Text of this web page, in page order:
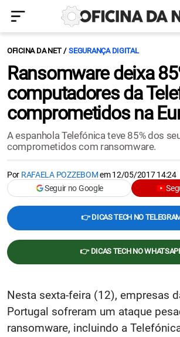
OFICINA DA NET SEGURANÇA DIGITAL
Ransomware deixa
computadores da
comprometidos na
A espanhola Telefónica teve 85% dos
comprometidos com ransomware.
Por RAFAELA POZZEBOMem12/05/2017 14:24
Seguir no Google
👉 DICAS TECH NO
👉 DICAS TECH NO
Nesta sexta-feira (12), empresas
Portugal sofreram um ataque
ransomware, incluindo a